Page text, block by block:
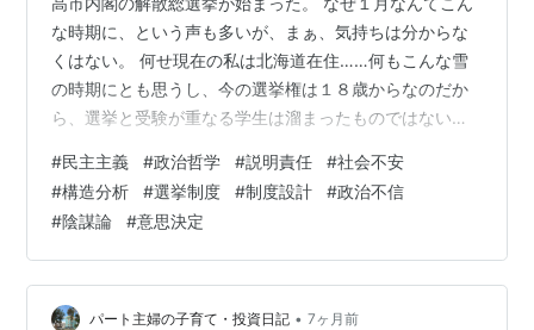
な時期に、という声も多いが、まぁ、気持ちは分からな
くはない。 何せ現在の私は北海道在住……何もこんな雪
の時期にとも思うし、今の選挙権は１８歳からなのだか
ら、選挙と受験が重なる学生は溜まったものではないと
洗礼を受けていないから、とか言っているが、まぁそん
なのは建前だろう。 本音は衆議院予算委員長の椅子を、
立憲民主党の枝野幸雄氏に押さえられているので、予算
を決める前にどうにかしたかったのではないか、と考え
てしまう。 うん、こんな時期でも、それでも解散総選挙
に踏み切りたくなるのもむべなるかな。 ―…
#民主主義 #政治哲学 #説明責任 #社会不安
#構造分析 #選挙制度 #制度設計 #政治不信
#陰謀論 #意思決定
パート主婦の子育て・投資日記 • 7ヶ月前